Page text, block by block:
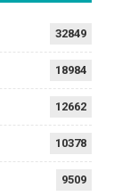
32849
18984
12662
10378
9509